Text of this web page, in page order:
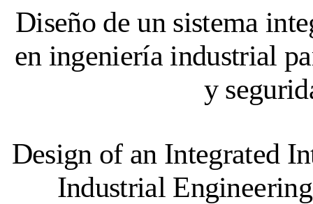
Diseño de un sistema
en ingeniería industrial
y
Design of an Integrated
Industrial